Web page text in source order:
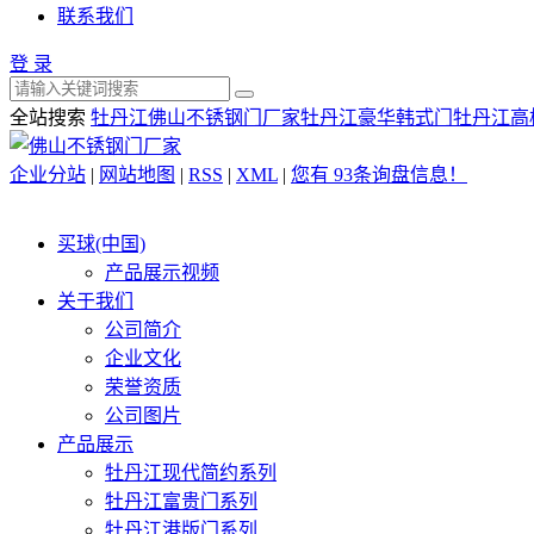
联系我们
登 录
全站搜索 牡丹江佛山不锈钢门厂家牡丹江豪华韩式门 牡丹江高
企业分站 | 网站地图 | RSS | XML | 您有 93条询盘信息！
买球(中国)
产品展示视频
关于我们
公司简介
企业文化
荣誉资质
公司图片
产品展示
牡丹江现代简约系列
牡丹江富贵门系列
牡丹江港版门系列